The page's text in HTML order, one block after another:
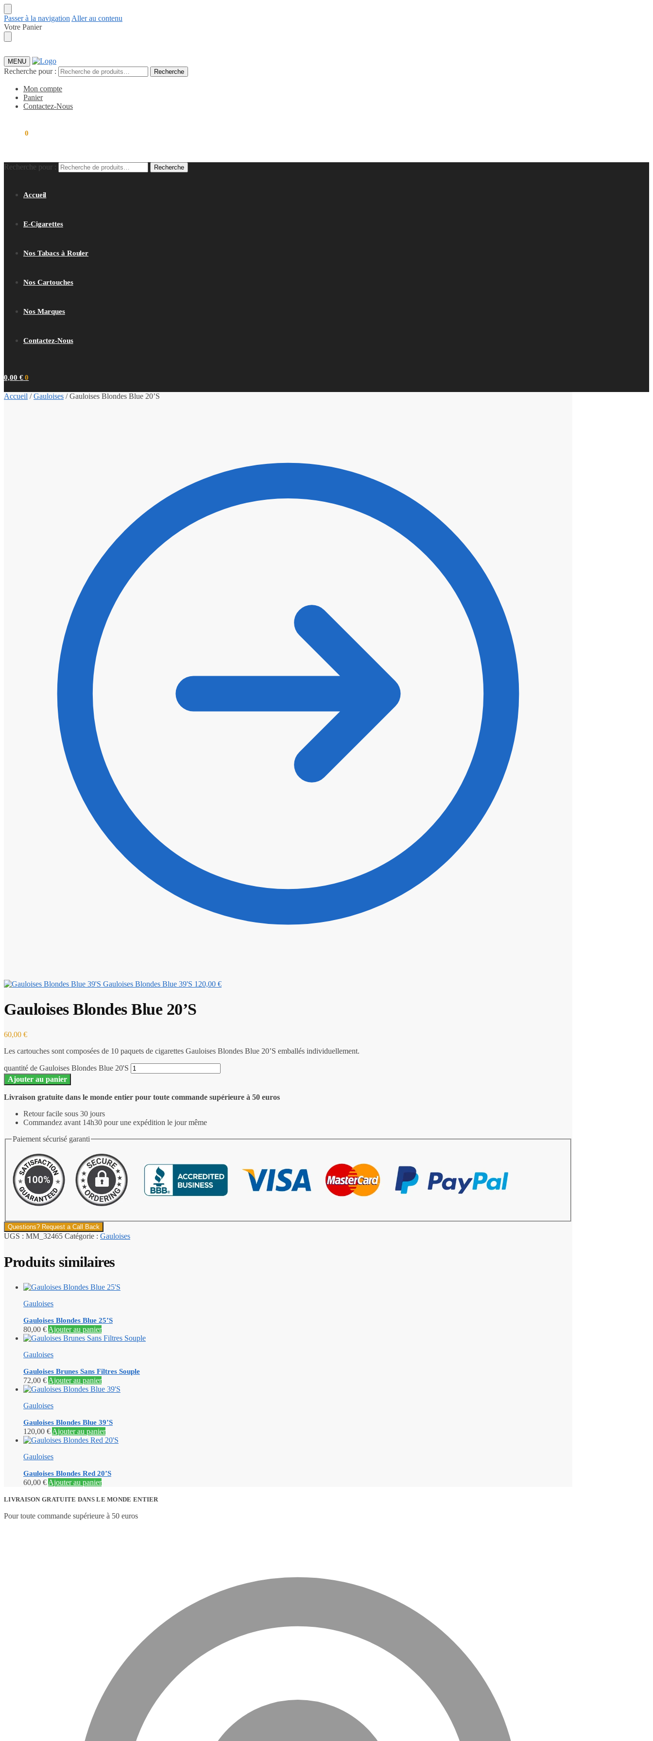
Passer à la navigation Aller au contenu
Votre Panier
MENU
Recherche pour : Recherche
Mon compte
Panier
Contactez-Nous
0
Recherche pour : Recherche
Accueil
E-Cigarettes
Nos Tabacs à Rouler
Nos Cartouches
Nos Marques
Contactez-Nous
0,00 € 0
Accueil /Gauloises /Gauloises Blondes Blue 20’S
Gauloises Blondes Blue 39'S 120,00 €
Gauloises Blondes Blue 20’S
60,00 €
Les cartouches sont composées de 10 paquets de cigarettes Gauloises Blondes Blue 20’S emballés individuellement.
quantité de Gauloises Blondes Blue 20'S
Ajouter au panier
Livraison gratuite dans le monde entier pour toute commande supérieure à 50 euros
Retour facile sous 30 jours
Commandez avant 14h30 pour une expédition le jour même
Paiement sécurisé garanti
Questions? Request a Call Back
UGS : MM_32465 Catégorie : Gauloises
Produits similaires
Gauloises
Gauloises Blondes Blue 25’S
80,00 € Ajouter au panier
Gauloises
Gauloises Brunes Sans Filtres Souple
72,00 € Ajouter au panier
Gauloises
Gauloises Blondes Blue 39’S
120,00 € Ajouter au panier
Gauloises
Gauloises Blondes Red 20’S
60,00 € Ajouter au panier
LIVRAISON GRATUITE DANS LE MONDE ENTIER
Pour toute commande supérieure à 50 euros